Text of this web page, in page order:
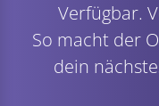
Verfügbar.
So macht der
dein